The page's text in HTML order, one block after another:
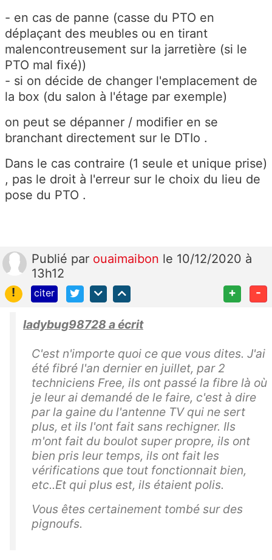
- en cas de panne (casse du PTO en
déplaçant des meubles ou en tirant
malencontreusement sur la jarretière (si le
PTO mal fixé))
- si on décide de changer l'emplacement de
la box (du salon à l'étage par exemple)
on peut se dépanner / modifier en se
branchant directement sur le DTIo .
Dans le cas contraire (1 seule et unique prise)
, pas le droit à l'erreur sur le choix du lieu de
pose du PTO .
Publié par ouaimaibon le 10/12/2020 à
13h12
!
citer + -
ladybug98728 a écrit
C'est n'importe quoi ce que vous dites. J'ai
été fibré l'an dernier en juillet, par 2
techniciens Free, ils ont passé la fibre là où
je leur ai demandé de le faire, c'est à dire
par la gaine du l'antenne TV qui ne sert
plus, et ils l'ont fait sans rechigner. Ils
m'ont fait du boulot super propre, ils ont
bien pris leur temps, ils ont fait les
vérifications que tout fonctionnait bien,
etc..Et qui plus est, ils étaient polis.
Vous êtes certainement tombé sur des
pignoufs.